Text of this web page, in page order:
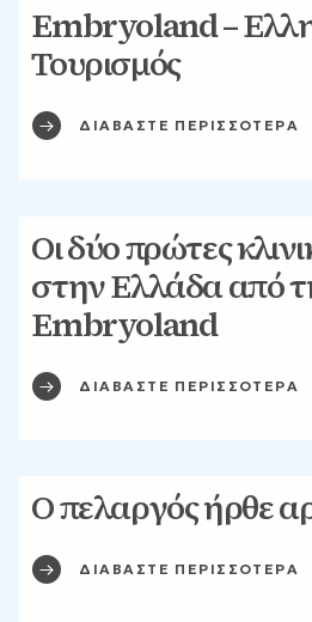
Embryoland –
Τουρισμός
ΔΙΑΒΑΣΤΕ ΠΕΡΙΣΣΟΤΕΡΑ
Οι δύο πρώτες
στην Ελλάδα από
Embryoland
ΔΙΑΒΑΣΤΕ ΠΕΡΙΣΣΟΤΕΡΑ
Ο πελαργός ήρθε
ΔΙΑΒΑΣΤΕ ΠΕΡΙΣΣΟΤΕΡΑ